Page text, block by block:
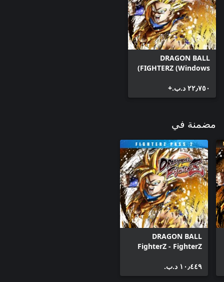
DRAGON BALL
FIGHTERZ (Windows)
٢٢٫٧٥٠ د.ب.‏+
مضمنة في
DRAGON BALL
FighterZ - FighterZ
١٠٫٤٤٩ د.ب.‏